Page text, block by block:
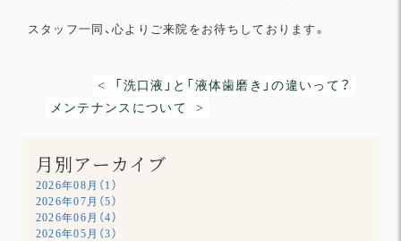
スタッフ一同、心よりご来院をお待ちしております。
< 「洗口液」と「液体歯磨き」の違いって？
メンテナンスについて >
月別アーカイブ
2026年08月（1）
2026年07月（5）
2026年06月（4）
2026年05月（3）